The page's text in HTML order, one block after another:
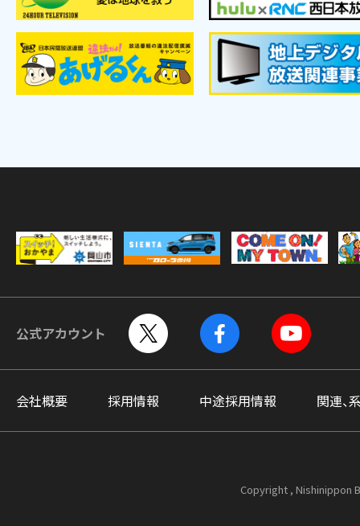
公式アカウント
会社概要 採用情報 中途採用情報 関連、
Copyright , Nishinippon